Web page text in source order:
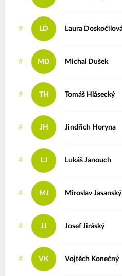
# LD Laura
# MD Michal Dušek
# TH Tomáš Hlásecký
# JH Jindřich Horyna
# LJ Lukáš Janouch
# MJ Miroslav Jasanský
# JJ Josef Jiráský
# VK Vojtěch Konečný